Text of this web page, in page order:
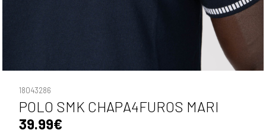
18043286
POLO SMK CHAPA4FUROS MARI
39.99€